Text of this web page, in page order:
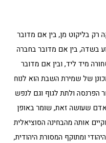
בליקוט מן, בין אם מדובר
בשדה, בין אם מדובר בחברה
מיד ליד, ובין אם מדובר
של שמירת השבת הוא לנוח
הפרנסה ולתת לגוף וגם לנפש
אדם שעושה זאת, שומר באופן
אותה מהבחינה הסוציאלית
ומתוקף המסורת היהודית,